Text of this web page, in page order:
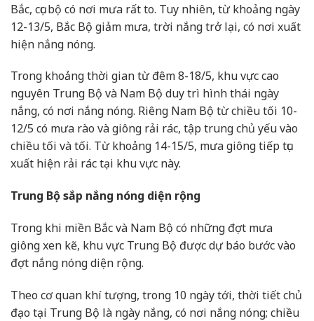
Bắc, cục bộ có nơi mưa rất to. Tuy nhiên, từ khoảng ngày
12-13/5, Bắc Bộ giảm mưa, trời nắng trở lại, có nơi xuất
hiện nắng nóng.
Trong khoảng thời gian từ đêm 8-18/5, khu vực cao
nguyên Trung Bộ và Nam Bộ duy trì hình thái ngày
nắng, có nơi nắng nóng. Riêng Nam Bộ từ chiều tối 10-
12/5 có mưa rào và giông rải rác, tập trung chủ yếu vào
chiều tối và tối. Từ khoảng 14-15/5, mưa giông tiếp tục
xuất hiện rải rác tại khu vực này.
Trung Bộ sắp nắng nóng diện rộng
Trong khi miền Bắc và Nam Bộ có những đợt mưa
giông xen kẽ, khu vực Trung Bộ được dự báo bước vào
đợt nắng nóng diện rộng.
Theo cơ quan khí tượng, trong 10 ngày tới, thời tiết chủ
đạo tại Trung Bộ là ngày nắng, có nơi nắng nóng; chiều